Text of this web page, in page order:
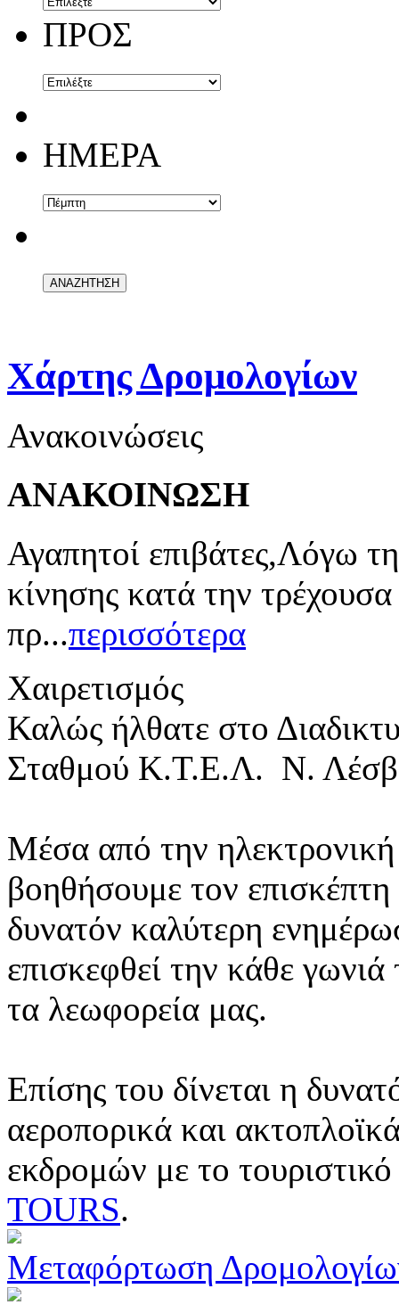
ΠΡΟΣ
ΗΜΕΡΑ
Χάρτης Δρομολογίων
Ανακοινώσεις
ΑΝΑΚΟΙΝΩΣΗ
Αγαπητοί επιβάτες,Λόγω
κίνησης κατά την
πρ...περισσότερα
Χαιρετισμός
Καλώς ήλθατε στο
Σταθμού Κ.Τ.Ε.Λ. Ν.
Μέσα από την ηλεκτρονική
βοηθήσουμε τον
δυνατόν καλύτερη
επισκεφθεί την κάθε
τα λεωφορεία μας.
Επίσης του δίνεται η
αεροπορικά και
εκδρομών με το
TOURS.
Μεταφόρτωση